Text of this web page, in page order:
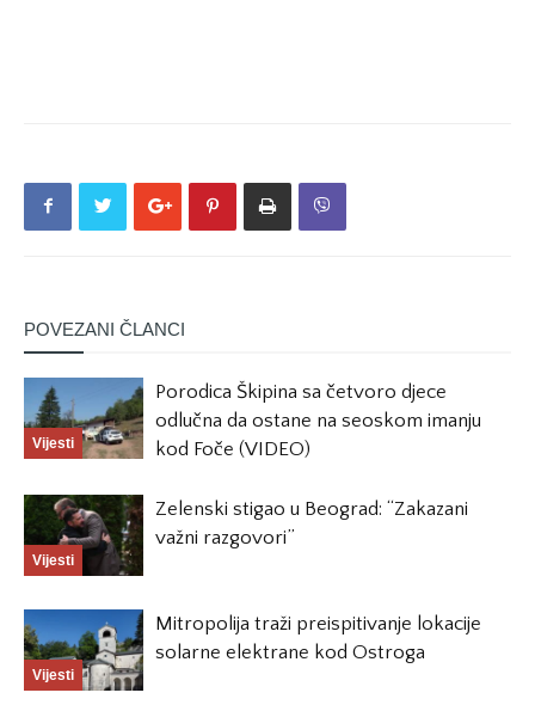
POVEZANI ČLANCI
Vijesti
Porodica Škipina sa četvoro djece
odlučna da ostane na seoskom imanju
kod Foče (VIDEO)
Vijesti
Zelenski stigao u Beograd: “Zakazani
važni razgovori”
Vijesti
Mitropolija traži preispitivanje lokacije
solarne elektrane kod Ostroga